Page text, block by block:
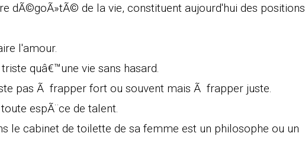
dÃ©goÃ»tÃ© de la vie, constituent aujourd'hui des positions
l'amour.
quâ€™une vie sans hasard.
pas Ã frapper fort ou souvent mais Ã frapper juste.
espÃ¨ce de talent.
le cabinet de toilette de sa femme est un philosophe ou un